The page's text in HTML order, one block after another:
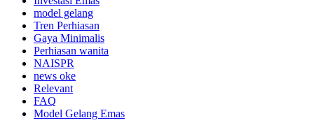
model gelang
Tren Perhiasan
Gaya Minimalis
Perhiasan wanita
NAISPR
news oke
Relevant
FAQ
Model Gelang Emas